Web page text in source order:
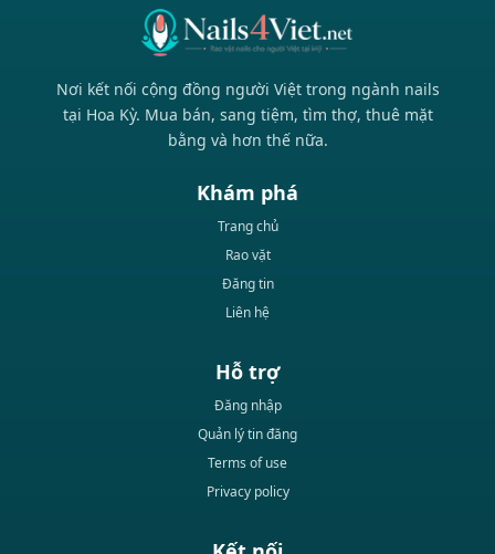
Nơi kết nối cộng đồng người Việt trong ngành nails
tại Hoa Kỳ. Mua bán, sang tiệm, tìm thợ, thuê mặt
bằng và hơn thế nữa.
Khám phá
Trang chủ
Rao vặt
Đăng tin
Liên hệ
Hỗ trợ
Đăng nhập
Quản lý tin đăng
Terms of use
Privacy policy